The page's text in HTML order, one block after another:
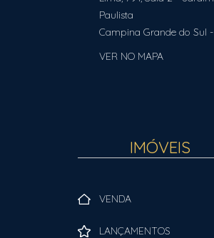
Paulista
Campina Grande do Sul -
VER NO MAPA
IMÓVEIS
VENDA
LANÇAMENTOS